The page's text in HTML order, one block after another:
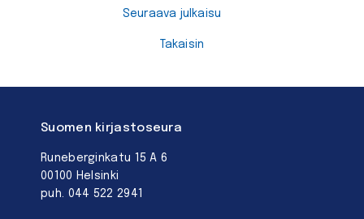
Takaisin
Seuraava julkaisu
Suomen kirjastoseura
Runeberginkatu 15 A 6
00100 Helsinki
puh. 044 522 2941